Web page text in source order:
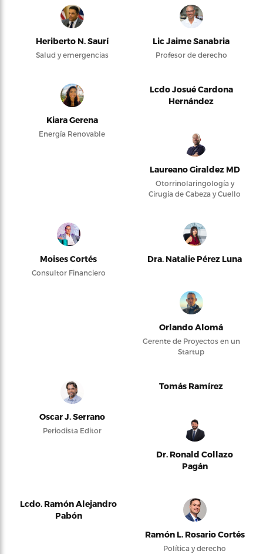
Heriberto N. Saurí
Salud y emergencias
Lic Jaime Sanabria
Profesor de derecho
Kiara Gerena
Energía Renovable
Lcdo Josué Cardona
Hernández
Laureano Giraldez MD
Otorrinolaringología y
Cirugía de Cabeza y Cuello
Moises Cortés
Consultor Financiero
Dra. Natalie Pérez Luna
Orlando Alomá
Gerente de Proyectos en un
Startup
Oscar J. Serrano
Periodista Editor
Tomás Ramírez
Dr. Ronald Collazo
Pagán
Lcdo. Ramón Alejandro
Pabón
Ramón L. Rosario Cortés
Política y derecho